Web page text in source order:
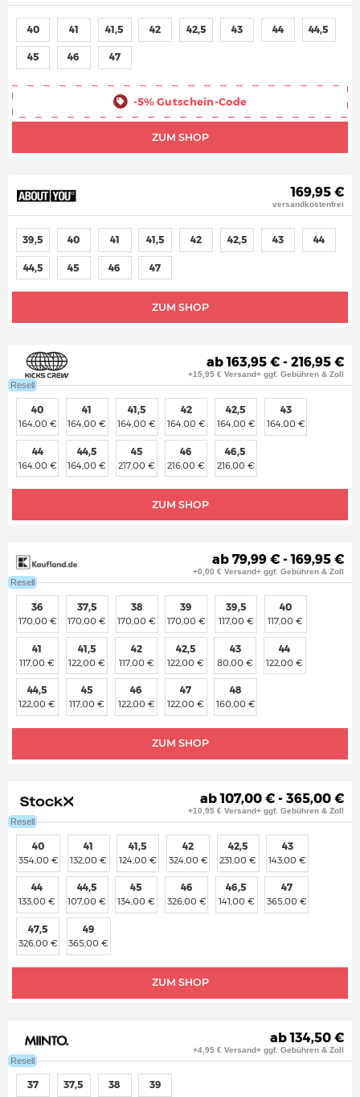
ZUM SHOP
-5%Gutschein-Code
40 41 41,5 42 42,5 43 44 44,5
45 46 47
169,95 €
versandkostenfrei
ZUM SHOP
39,5 40 41 41,5 42 42,5 43 44
44,5 45 46 47
Resell
ab 163,95 € - 216,95 €
+15,95 € Versand+ ggf. Gebühren & Zoll
ZUM SHOP
40
164,00 €
41
164,00 €
41,5
164,00 €
42
164,00 €
42,5
164,00 €
43
164,00 €
44
164,00 €
44,5
164,00 €
45
217,00 €
46
216,00 €
46,5
216,00 €
Resell
ab 79,99 € - 169,95 €
+0,00 € Versand+ ggf. Gebühren & Zoll
ZUM SHOP
36
170,00 €
37,5
170,00 €
38
170,00 €
39
170,00 €
39,5
117,00 €
40
117,00 €
41
117,00 €
41,5
122,00 €
42
117,00 €
42,5
122,00 €
43
80,00 €
44
122,00 €
44,5
122,00 €
45
117,00 €
46
122,00 €
47
122,00 €
48
160,00 €
Resell
ab 107,00 € - 365,00 €
+10,95 € Versand+ ggf. Gebühren & Zoll
ZUM SHOP
40
354,00 €
41
132,00 €
41,5
124,00 €
42
324,00 €
42,5
231,00 €
43
143,00 €
44
133,00 €
44,5
107,00 €
45
134,00 €
46
326,00 €
46,5
141,00 €
47
365,00 €
47,5
326,00 €
49
365,00 €
Resell
ab 134,50 €
+4,95 € Versand+ ggf. Gebühren & Zoll
37 37,5 38 39